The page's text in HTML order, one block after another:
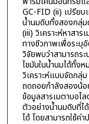
GC-FID (ii) เปรียบ
น้ำนมดิบทั้งสองกลุ่ม
(iii) วิเคราะห์หาสาร
ทางชีวภาพเพื่อระบุ
วิจัยพบว่าสามารถร
ไขมันในน้ำนมได้ทั้ง
วิเคราะห์แบบจัดกลุ่
ถดถอยกำลังสองน้อ
ข้อมูลสารเมตาบอไ
ตัวอย่างน้ำนมดิบที่ไ
ได้ โดยสามารถใช้